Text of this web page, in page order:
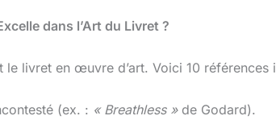
dans l’Art du Livret ?
le livret en œuvre d’art. Voici 10 références
(ex. : « Breathless »de Godard).